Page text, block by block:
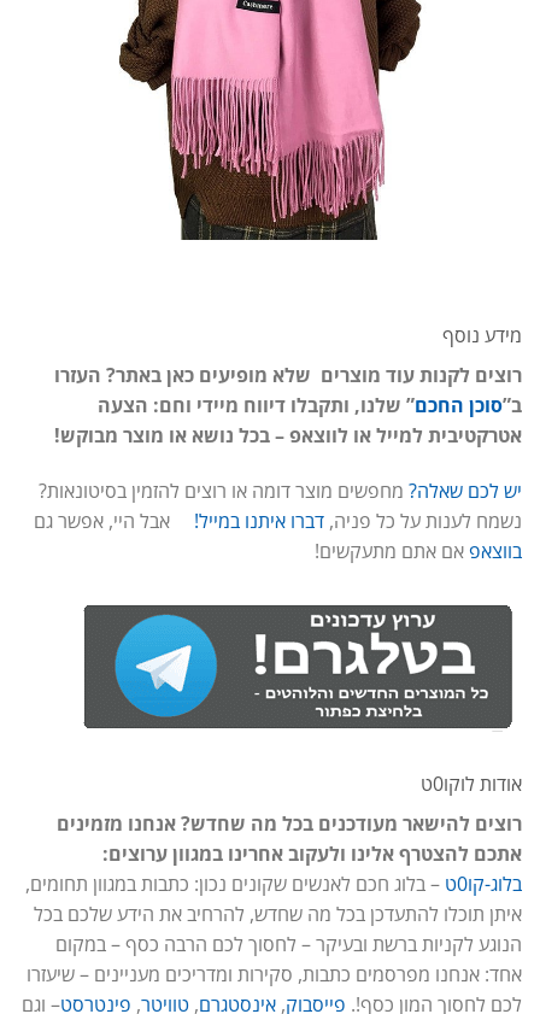
מידע נוסף
רוצים לקנות עוד מוצרים שלא מופיעים כאן באתר? העזרו
ב”סוכן החכם” שלנו, ותקבלו דיווח מיידי וחם: הצעה
אטרקטיבית למייל או לווצאפ – בכל נושא או מוצר מבוקש!
יש לכם שאלה? מחפשים מוצר דומה או רוצים להזמין בסיטונאות?
נשמח לענות על כל פניה, דברו איתנו במייל! אבל היי, אפשר גם
בווצאפאם אתם מתעקשים!
אודות לוקו0ט
רוצים להישאר מעודכנים בכל מה שחדש? אנחנו מזמינים
אתכם להצטרף אלינו ולעקוב אחרינו במגוון ערוצים:
בלוג-קו0ט
– בלוג חכם לאנשים שקונים נכון: כתבות במגוון תחומים,
איתן תוכלו להתעדכן בכל מה שחדש, להרחיב את הידע שלכם בכל
הנוגע לקניות ברשת ובעיקר – לחסוך לכם הרבה כסף – במקום
אחד: אנחנו מפרסמים כתבות, סקירות ומדריכים מעניינים – שיעזרו
לכם לחסוך המון כסף!. פייסבוק, אינסטגרם, טוויטר, פינטרסט– וגם